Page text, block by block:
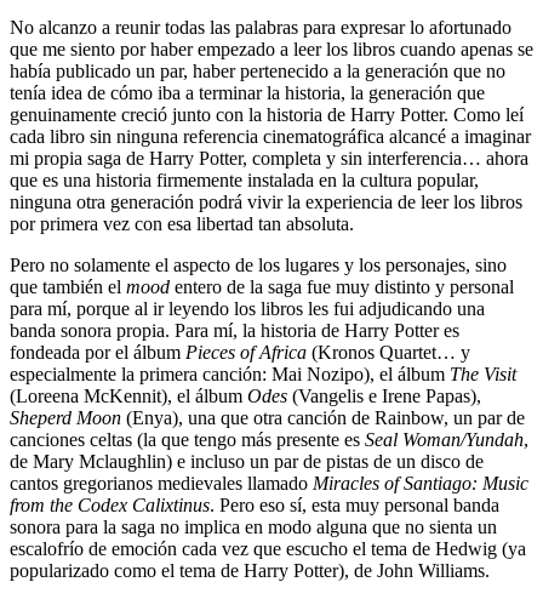
No alcanzo a reunir todas las palabras para expresar lo afortunado
que me siento por haber empezado a leer los libros cuando apenas se
había publicado un par, haber pertenecido a la generación que no
tenía idea de cómo iba a terminar la historia, la generación que
genuinamente creció junto con la historia de Harry Potter. Como leí
cada libro sin ninguna referencia cinematográfica alcancé a imaginar
mi propia saga de Harry Potter, completa y sin interferencia… ahora
que es una historia firmemente instalada en la cultura popular,
ninguna otra generación podrá vivir la experiencia de leer los libros
por primera vez con esa libertad tan absoluta.
Pero no solamente el aspecto de los lugares y los personajes, sino
que también el mood entero de la saga fue muy distinto y personal
para mí, porque al ir leyendo los libros les fui adjudicando una
banda sonora propia. Para mí, la historia de Harry Potter es
fondeada por el álbum Pieces of Africa (Kronos Quartet… y
especialmente la primera canción: Mai Nozipo), el álbum The Visit
(Loreena McKennit), el álbum Odes (Vangelis e Irene Papas),
Sheperd Moon (Enya), una que otra canción de Rainbow, un par de
canciones celtas (la que tengo más presente es Seal Woman/Yundah,
de Mary Mclaughlin) e incluso un par de pistas de un disco de
cantos gregorianos medievales llamado Miracles of Santiago: Music
from the Codex Calixtinus. Pero eso sí, esta muy personal banda
sonora para la saga no implica en modo alguna que no sienta un
escalofrío de emoción cada vez que escucho el tema de Hedwig (ya
popularizado como el tema de Harry Potter), de John Williams.